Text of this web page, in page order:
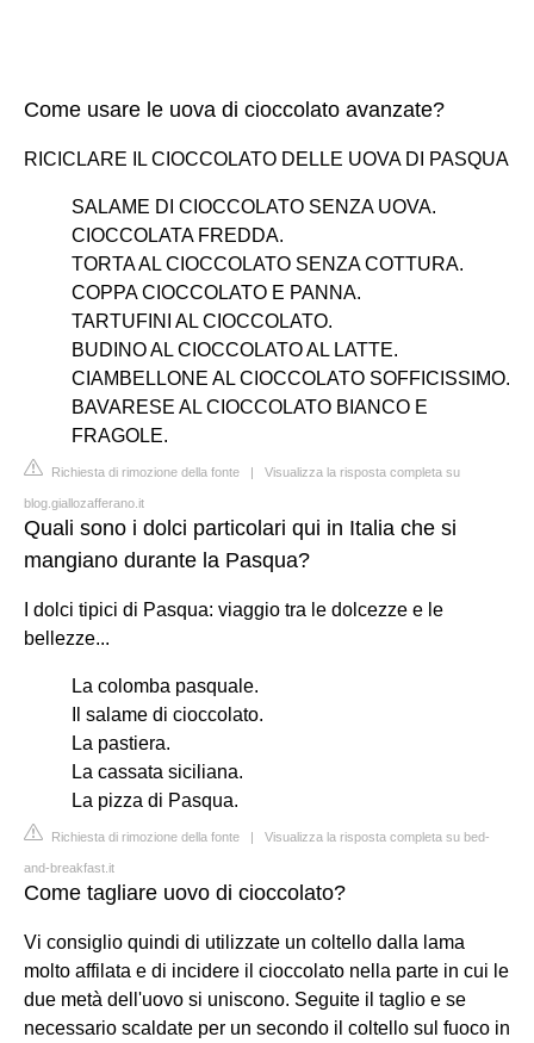
Come usare le uova di cioccolato avanzate?
RICICLARE IL CIOCCOLATO DELLE UOVA DI PASQUA
SALAME DI CIOCCOLATO SENZA UOVA.
CIOCCOLATA FREDDA.
TORTA AL CIOCCOLATO SENZA COTTURA.
COPPA CIOCCOLATO E PANNA.
TARTUFINI AL CIOCCOLATO.
BUDINO AL CIOCCOLATO AL LATTE.
CIAMBELLONE AL CIOCCOLATO SOFFICISSIMO.
BAVARESE AL CIOCCOLATO BIANCO E
FRAGOLE.
Richiesta di rimozione della fonte | Visualizza la risposta completa su
blog.giallozafferano.it
Quali sono i dolci particolari qui in Italia che si
mangiano durante la Pasqua?
I dolci tipici di Pasqua: viaggio tra le dolcezze e le
bellezze...
La colomba pasquale.
Il salame di cioccolato.
La pastiera.
La cassata siciliana.
La pizza di Pasqua.
Richiesta di rimozione della fonte | Visualizza la risposta completa su bed-
and-breakfast.it
Come tagliare uovo di cioccolato?
Vi consiglio quindi di utilizzate un coltello dalla lama
molto affilata e di incidere il cioccolato nella parte in cui le
due metà dell'uovo si uniscono. Seguite il taglio e se
necessario scaldate per un secondo il coltello sul fuoco in